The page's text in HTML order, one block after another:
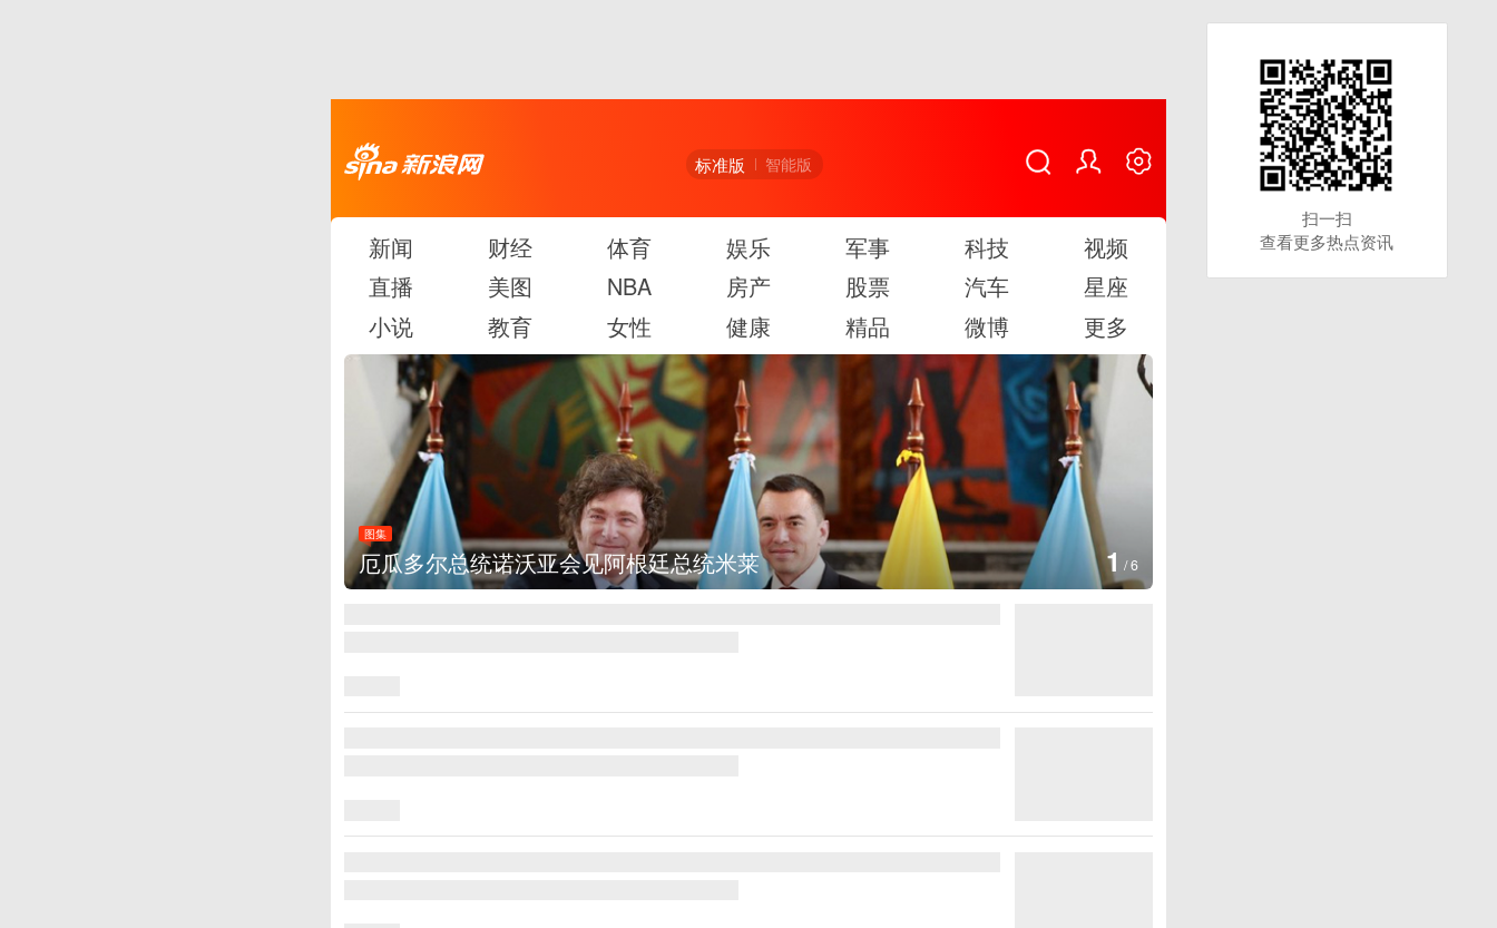
标准版 智能版
新闻 财经 体育 娱乐 军事 科技
视频
直播
美图 NBA 房产 股票 汽车
星座
小说
教育 女性 健康 精品 微博 更多
图集
厄瓜多尔总统诺沃亚会见阿根廷总统米莱 1 /6
扫一扫
查看更多热点资讯
扫一扫
查看更多热点资讯